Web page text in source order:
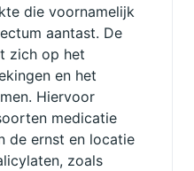
die voornamelijk
aantast. De
zich op het
en het
Hiervoor
medicatie
de ernst en locatie
zoals